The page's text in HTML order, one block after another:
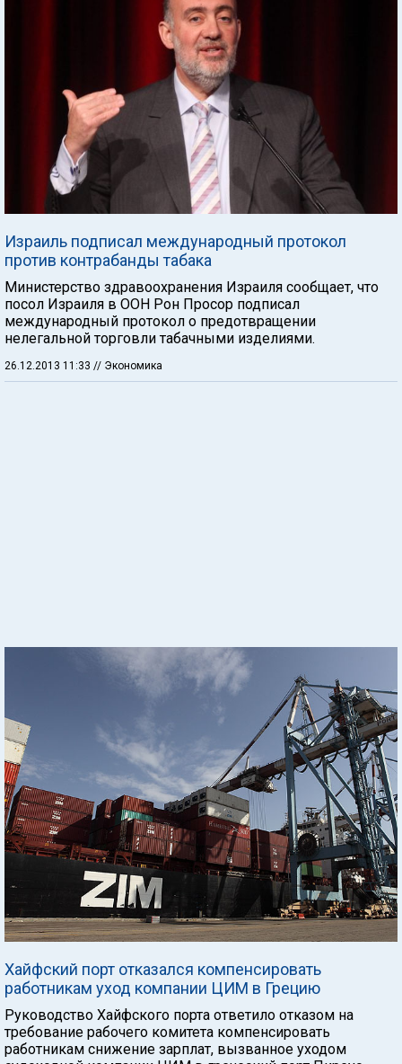
Израиль подписал международный протокол
против контрабанды табака
Министерство здравоохранения Израиля сообщает, что
посол Израиля в ООН Рон Просор подписал
международный протокол о предотвращении
нелегальной торговли табачными изделиями.
26.12.2013 11:33 // Экономика
Хайфский порт отказался компенсировать
работникам уход компании ЦИМ в Грецию
Руководство Хайфского порта ответило отказом на
требование рабочего комитета компенсировать
работникам снижение зарплат, вызванное уходом